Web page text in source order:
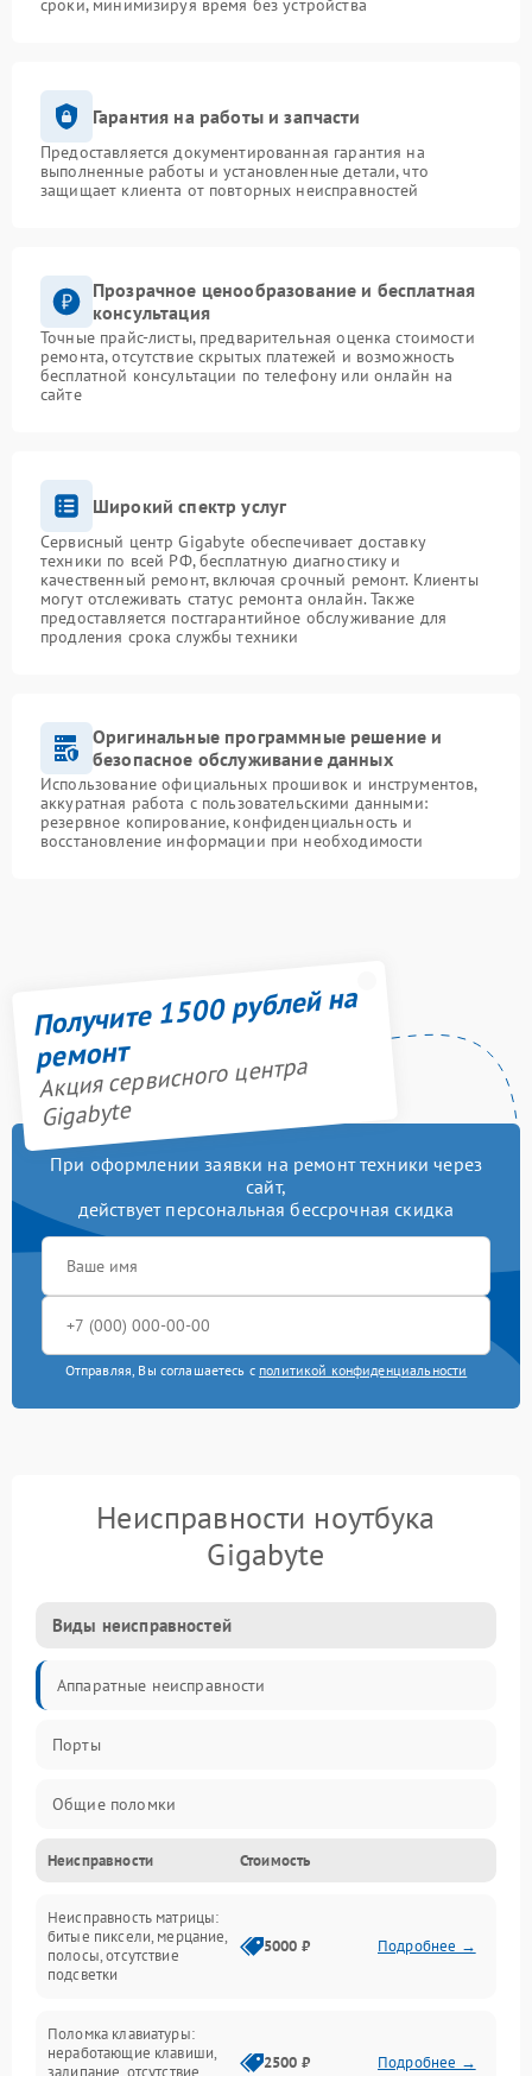
сроки, минимизируя время без устройства
Гарантия на работы и запчасти
Предоставляется документированная гарантия на
выполненные работы и установленные детали, что
защищает клиента от повторных неисправностей
Прозрачное ценообразование и бесплатная
консультация
Точные прайс-листы, предварительная оценка стоимости
ремонта, отсутствие скрытых платежей и возможность
бесплатной консультации по телефону или онлайн на
сайте
Широкий спектр услуг
Сервисный центр Gigabyte обеспечивает доставку
техники по всей РФ, бесплатную диагностику и
качественный ремонт, включая срочный ремонт. Клиенты
могут отслеживать статус ремонта онлайн. Также
предоставляется постгарантийное обслуживание для
продления срока службы техники
Оригинальные программные решение и
безопасное обслуживание данных
Использование официальных прошивок и инструментов,
аккуратная работа с пользовательскими данными:
резервное копирование, конфиденциальность и
восстановление информации при необходимости
Получите 1500 рублей на
ремонт
Акция сервисного центра
Gigabyte
При оформлении заявки на ремонт техники через
сайт,
действует персональная бессрочная скидка
Отправляя, Вы соглашаетесь с политикой конфиденциальности
Неисправности ноутбука
Gigabyte
Виды неисправностей
Аппаратные неисправности
Порты
Общие поломки
Устройства
Программные ошибки
Электрические и системные сбои
Интерфейсные проблемы
Неисправности Стоимость
Неисправность матрицы:
битые пиксели, мерцание,
полосы, отсутствие
подсветки
5000 ₽ Подробнее →
Поломка клавиатуры:
неработающие клавиши,
залипание, отсутствие
2500 ₽ Подробнее →